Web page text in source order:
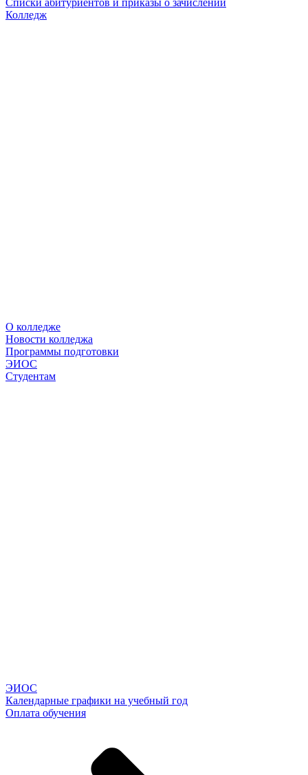
Списки абитуриентов и приказы о зачислении
Колледж
О колледже
Новости колледжа
Программы подготовки
ЭИОС
Студентам
ЭИОС
Календарные графики на учебный год
Оплата обучения